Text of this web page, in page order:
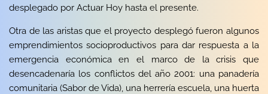
desplegado por Actuar Hoy hasta el presente.
Otra de las aristas que el proyecto desplegó fueron algunos
emprendimientos socioproductivos para dar respuesta a la
emergencia económica en el marco de la crisis que
desencadenaría los conflictos del año 2001: una panadería
comunitaria (Sabor de Vida), una herrería escuela, una huerta